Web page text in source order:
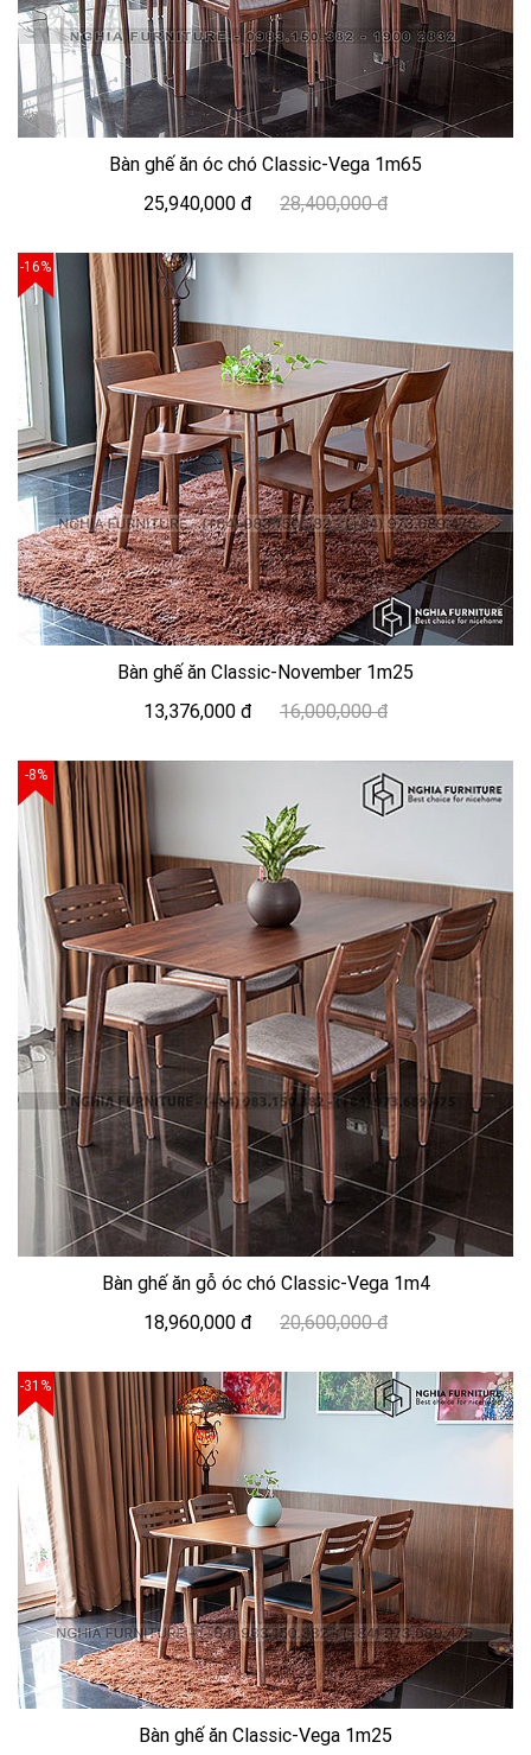
Bàn ghế ăn óc chó Classic-Vega 1m65
25,940,000 đ
28,400,000 đ
-16%
Bàn ghế ăn Classic-November 1m25
13,376,000 đ
16,000,000 đ
-8%
Bàn ghế ăn gỗ óc chó Classic-Vega 1m4
18,960,000 đ
20,600,000 đ
-31%
Bàn ghế ăn Classic-Vega 1m25